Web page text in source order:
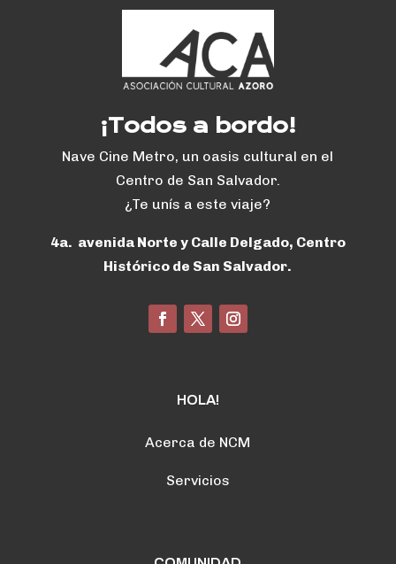
¡Todos a bordo!
Nave Cine Metro, un oasis cultural en el
Centro de San Salvador.
¿Te unís a este viaje?
4a. avenida Norte y Calle Delgado, Centro
Histórico de San Salvador.
HOLA!
Acerca de NCM
Servicios